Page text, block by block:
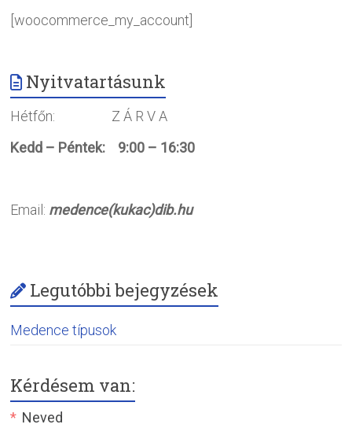
[woocommerce_my_account]
Nyitvatartásunk
Hétfőn: Z Á R V A
Kedd – Péntek: 9:00 – 16:30
Email: medence(kukac)dib.hu
Legutóbbi bejegyzések
Medence típusok
Kérdésem van:
Neved